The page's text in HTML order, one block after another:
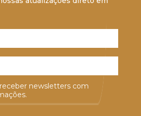
newsletters com